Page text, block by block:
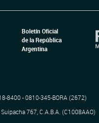
Boletín Oficial
de la República
Argentina
8400 - 0810-345-BORA (2672)
Suipacha 767, C.A.B.A. (C1008AAO)